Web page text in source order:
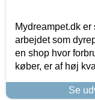
Mydreampet.dk
arbejdet som
en shop hvor
køber, er af høj
Se